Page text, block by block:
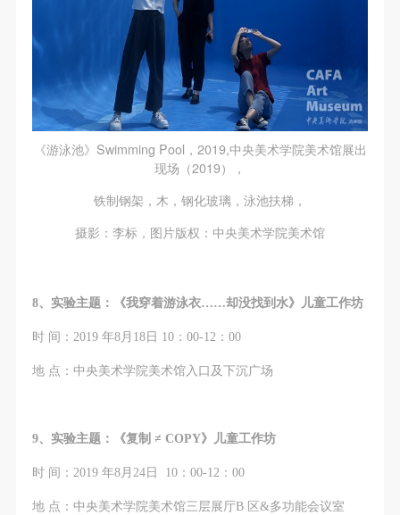
《游泳池》Swimming Pool，2019,中央美术学院美术馆展出
现场（2019），
铁制钢架，木，钢化玻璃，泳池扶梯，
摄影：李标，图片版权：中央美术学院美术馆
8、实验主题：《我穿着游泳衣……却没找到水》儿童工作坊
时 间：2019 年8月18日 10：00-12：00
地 点：中央美术学院美术馆入口及下沉广场
9、实验主题：《复制 ≠ COPY》儿童工作坊
时 间：2019 年8月24日 10：00-12：00
地 点：中央美术学院美术馆三层展厅B 区&多功能会议室